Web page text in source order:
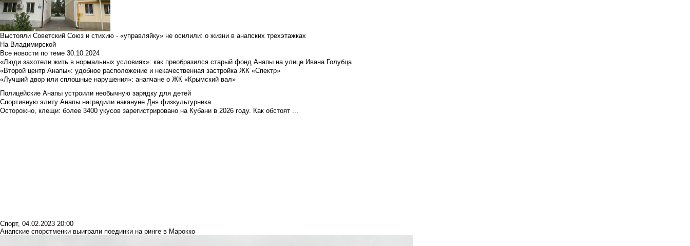
Выстояли Советский Союз и стихию - «управляйку» не осилили: о жизни в анапских трехэтажках
На Владимирской
Все новости по теме 30.10.2024
«Люди захотели жить в нормальных условиях»: как преобразился старый фонд Анапы на улице Ивана Голубца
«Второй центр Анапы»: удобное расположение и некачественная застройка ЖК «Спектр»
«Лучший двор или сплошные нарушения»: анапчане о ЖК «Крымский вал»
Полицейские Анапы устроили необычную зарядку для детей
Спортивную элиту Анапы наградили накануне Дня физкультурника
Осторожно, клещи: более 3400 укусов зарегистрировано на Кубани в 2026 году. Как обстоят ...
Спорт, 04.02.2023 20:00
Анапские спорстменки выиграли поединки на ринге в Марокко